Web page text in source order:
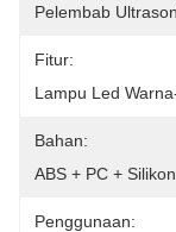
Pelembab
Fitur:
Lampu Led
Bahan:
ABS + PC + Silikon
Penggunaan: